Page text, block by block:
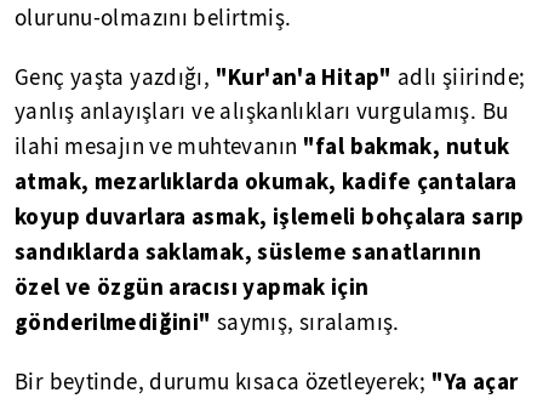
olurunu-olmazını belirtmiş.
Genç yaşta yazdığı, "Kur'an'a Hitap" adlı şiirinde;
yanlış anlayışları ve alışkanlıkları vurgulamış. Bu
ilahi mesajın ve muhtevanın "fal bakmak, nutuk
atmak, mezarlıklarda okumak, kadife çantalara
koyup duvarlara asmak, işlemeli bohçalara sarıp
sandıklarda saklamak, süsleme sanatlarının
özel ve özgün aracısı yapmak için
gönderilmediğini" saymış, sıralamış.
Bir beytinde, durumu kısaca özetleyerek; "Ya açar